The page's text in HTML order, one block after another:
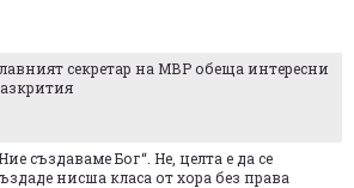
секретар на МВР обеща интересни
„Ние създаваме Бог“. Не, целта е да се
нисша класа от хора без права